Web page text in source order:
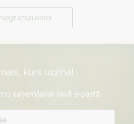
atsauksmi
kurš uzzina!
saņemšanai savā e-pastā.